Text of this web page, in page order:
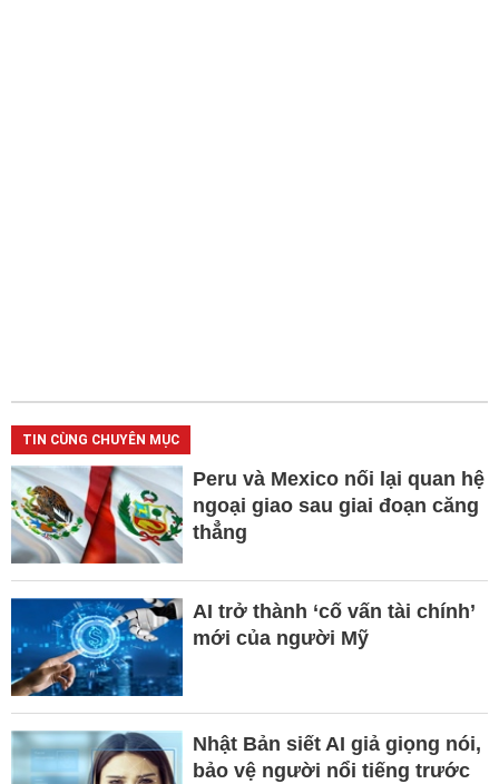
TIN CÙNG CHUYÊN MỤC
Peru và Mexico nối lại quan hệ
ngoại giao sau giai đoạn căng
thẳng
AI trở thành ‘cố vấn tài chính’
mới của người Mỹ
Nhật Bản siết AI giả giọng nói,
bảo vệ người nổi tiếng trước